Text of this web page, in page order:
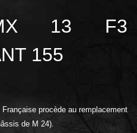
13 F3
155
procède au remplacement
de M 24).